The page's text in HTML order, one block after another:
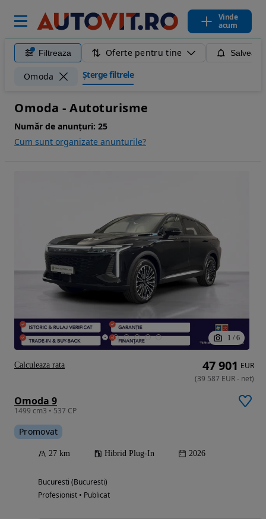
Vinde
acum
Filtreaza Oferte pentru tine
Omoda Șterge filtrele
Omoda - Autoturisme
Număr de anunțuri: 25
Cum sunt organizate anunturile?
1 / 6
Omoda 9
1499 cm3 • 537 CP
Promovat
27 km Hibrid Plug-In 2026
Bucuresti (Bucuresti)
Profesionist • Publicat
47 901 EUR
(39 587 EUR- net)
Calculeaza rata